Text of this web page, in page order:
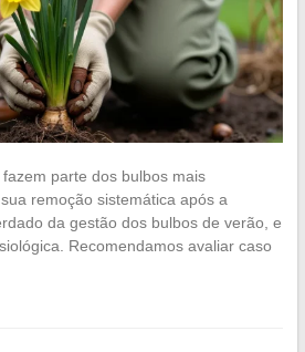
parte dos bulbos mais
remoção sistemática após a
da gestão dos bulbos de verão, e
Recomendamos avaliar caso